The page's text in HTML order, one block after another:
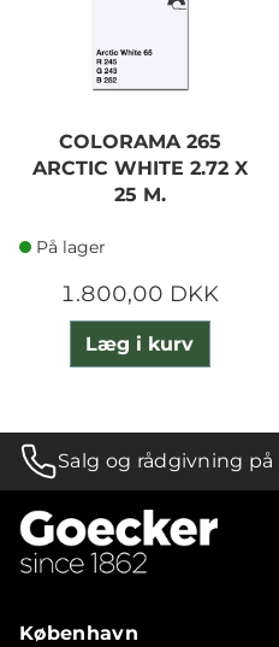
COLORAMA 265
ARCTIC WHITE 2.72 X
25 M.
På lager
1.800,00 DKK
Læg i kurv
Salg og rådgivning på
København